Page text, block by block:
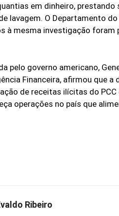
em dinheiro,
lavagem. O Departamento
à mesma investigação
pelo governo americano,
Financeira, afirmou que
de receitas ilícitas do
operações no país que
Ribeiro